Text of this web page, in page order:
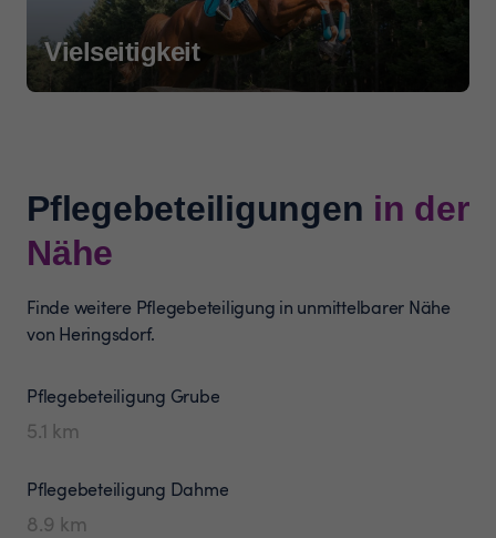
Vielseitigkeit
Pflegebeteiligungen in der
Nähe
Finde weitere Pflegebeteiligung in unmittelbarer Nähe
von Heringsdorf.
Pflegebeteiligung Grube
5.1 km
Pflegebeteiligung Dahme
8.9 km